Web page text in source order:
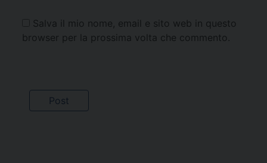
Salva il mio nome, email e sito web in questo
browser per la prossima volta che commento.